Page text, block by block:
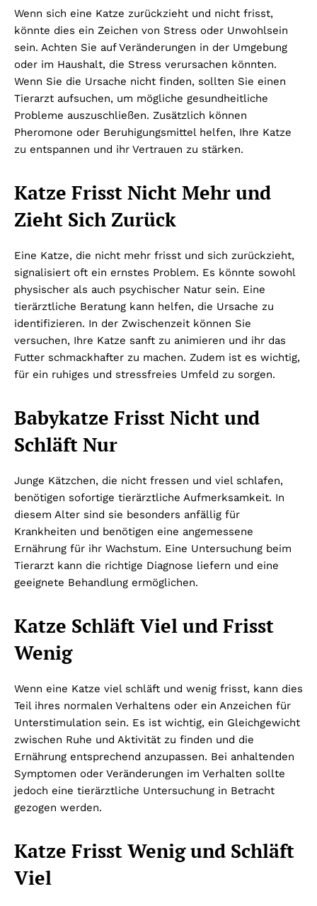
Wenn sich eine Katze zurückzieht und nicht frisst,
könnte dies ein Zeichen von Stress oder Unwohlsein
sein. Achten Sie auf Veränderungen in der Umgebung
oder im Haushalt, die Stress verursachen könnten.
Wenn Sie die Ursache nicht finden, sollten Sie einen
Tierarzt aufsuchen, um mögliche gesundheitliche
Probleme auszuschließen. Zusätzlich können
Pheromone oder Beruhigungsmittel helfen, Ihre Katze
zu entspannen und ihr Vertrauen zu stärken.
Katze Frisst Nicht Mehr und
Zieht Sich Zurück
Eine Katze, die nicht mehr frisst und sich zurückzieht,
signalisiert oft ein ernstes Problem. Es könnte sowohl
physischer als auch psychischer Natur sein. Eine
tierärztliche Beratung kann helfen, die Ursache zu
identifizieren. In der Zwischenzeit können Sie
versuchen, Ihre Katze sanft zu animieren und ihr das
Futter schmackhafter zu machen. Zudem ist es wichtig,
für ein ruhiges und stressfreies Umfeld zu sorgen.
Babykatze Frisst Nicht und
Schläft Nur
Junge Kätzchen, die nicht fressen und viel schlafen,
benötigen sofortige tierärztliche Aufmerksamkeit. In
diesem Alter sind sie besonders anfällig für
Krankheiten und benötigen eine angemessene
Ernährung für ihr Wachstum. Eine Untersuchung beim
Tierarzt kann die richtige Diagnose liefern und eine
geeignete Behandlung ermöglichen.
Katze Schläft Viel und Frisst
Wenig
Wenn eine Katze viel schläft und wenig frisst, kann dies
Teil ihres normalen Verhaltens oder ein Anzeichen für
Unterstimulation sein. Es ist wichtig, ein Gleichgewicht
zwischen Ruhe und Aktivität zu finden und die
Ernährung entsprechend anzupassen. Bei anhaltenden
Symptomen oder Veränderungen im Verhalten sollte
jedoch eine tierärztliche Untersuchung in Betracht
gezogen werden.
Katze Frisst Wenig und Schläft
Viel